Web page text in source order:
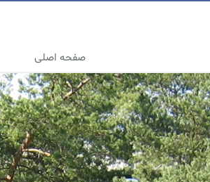
صفحه اصلی